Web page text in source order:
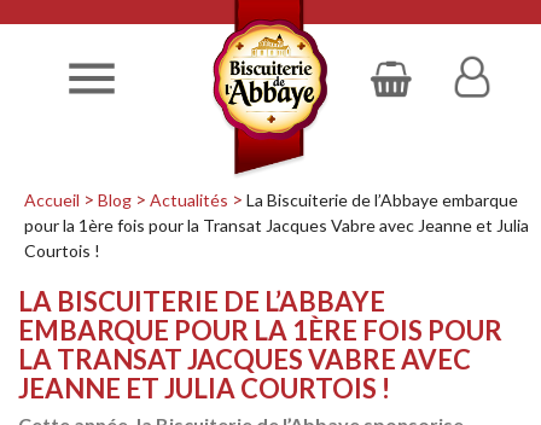

Accueil Blog Actualités
La Biscuiterie de l’Abbaye embarque
pour la 1ère fois pour la Transat Jacques Vabre avec Jeanne et Julia
Courtois !
LA BISCUITERIE DE L’ABBAYE
EMBARQUE POUR LA 1ÈRE FOIS POUR
LA TRANSAT JACQUES VABRE AVEC
JEANNE ET JULIA COURTOIS !